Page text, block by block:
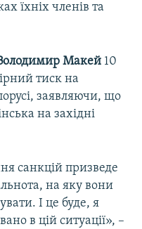
їхніх членів та
Макей 10
тиск на
заявляючи, що
на західні
санкцій призведе
на яку вони
І це буде, я
в цій ситуації», –